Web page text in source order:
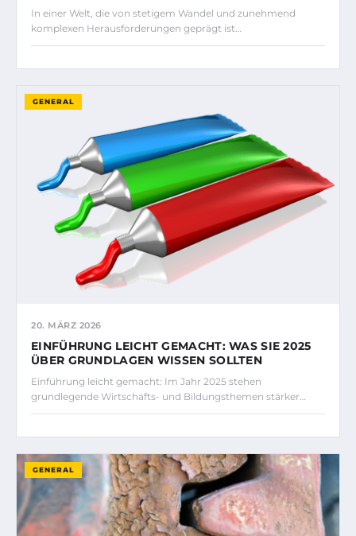
In einer Welt, die von stetigem Wandel und zunehmend
komplexen Herausforderungen geprägt ist…
GENERAL
20. MÄRZ 2026
EINFÜHRUNG LEICHT GEMACHT: WAS SIE 2025
ÜBER GRUNDLAGEN WISSEN SOLLTEN
Einführung leicht gemacht: Im Jahr 2025 stehen
grundlegende Wirtschafts- und Bildungsthemen stärker…
GENERAL